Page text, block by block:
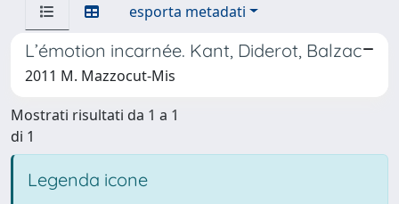
esporta metadati
L’émotion incarnée. Kant, Diderot, Balzac
2011 M. Mazzocut-Mis
Mostrati risultati da 1 a 1
di 1
Legenda icone